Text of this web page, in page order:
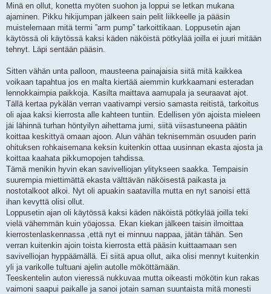
Minä en ollut, konetta myöten suohon ja loppui se letkan mukana
ajaminen. Pikku hikijumpan jälkeen sain pelit liikkeelle ja pääsin
muistelemaan mitä termi ”arm pump” tarkoittikaan. Loppusetin ajan
käytössä oli käytössä kaksi käden näköistä pötkylää joilla ei juuri mitään
tehnyt. Läpi sentään pääsin.
Sitten vähän unta palloon, mausteena painajaisia siitä mitä kaikkea
voikaan tapahtua jos en malta kiertää aiemmin kurkkaamani esteradan
lennokkaimpia paikkoja. Kasilta maittava aamupala ja seuraavat ajot.
Tällä kertaa pykälän verran vaativampi versio samasta reitistä, tarkoitus
oli ajaa kaksi kierrosta alle kahteen tuntiin. Edellisen yön ajoista mieleen
jäi lähinnä turhan höntyilyn aihettama jumi, siitä viisastuneena päätin
koittaa keskittyä omaan ajoon. Alun vähän teknisemmän osuuden parin
ohituksen rohkaisemana keksin kuitenkin ottaa uusinnan ekasta ajosta ja
koittaa kaahata pikkumopojen tahdissa.
Tämä menikin hyvin ekan savivelliojan ylitykseen saakka. Tempaisin
suurempia miettimättä ekasta välttävän näköisestä paikasta ja
nostotalkoot alkoi. Nyt oli apuakin saatavilla mutta en nyt sanoisi että
ihan kevyttä olisi ollut.
Loppusetin ajan oli käytössä kaksi käden näköistä pötkylää joilla teki
vielä vähemmän kuin yöajossa. Ekan kiekan jälkeen taisin ilmoittaa
kierrostenlaskennassa ,että nyt ei minnuu nappaa, jätän tähän. Sen
verran kuitenkin ajoin toista kierrosta että pääsin kuittaamaan sen
savivelliojan hyppäämällä. Ei siitä apua ollut, aika olisi mennyt kuitenkin
yli ja varikolle tultuani ajelin autolle mököttämään.
Teeskentelin auton vieressä nukkuvaa mutta oikeasti mökötin kun rakas
vaimoni saapui paikalle ja sanoi jotain saman suuntaista mitä monesti